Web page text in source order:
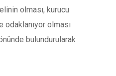
olması, kurucu
olması
bulundurularak